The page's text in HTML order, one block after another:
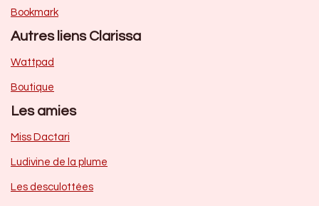
Bookmark
Autres liens Clarissa
Wattpad
Boutique
Les amies
Miss Dactari
Ludivine de la plume
Les desculottées